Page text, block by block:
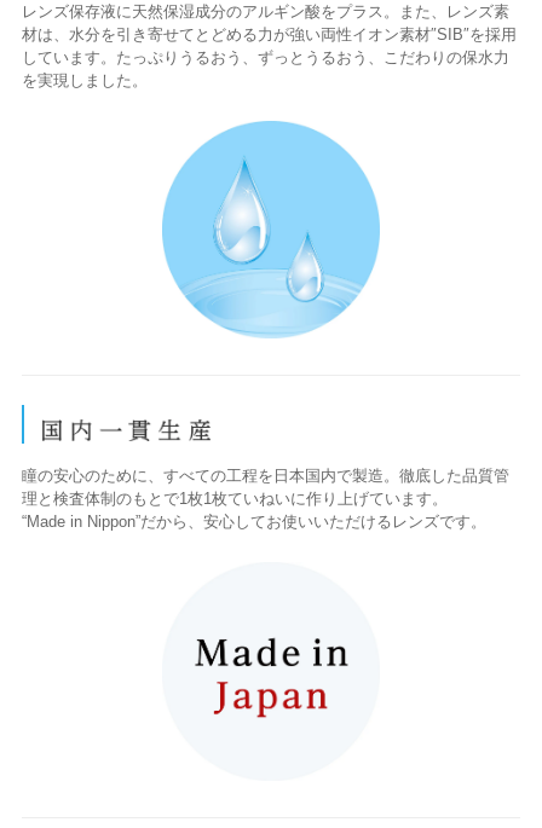
レンズ保存液に天然保湿成分のアルギン酸をプラス。また、レンズ素
材は、水分を引き寄せてとどめる力が強い両性イオン素材″SIB″を採用
しています。たっぷりうるおう、ずっとうるおう、こだわりの保水力
を実現しました。
瞳の安心のために、すべての工程を日本国内で製造。徹底した品質管
理と検査体制のもとで1枚1枚ていねいに作り上げています。
“Made in Nippon”だから、安心してお使いいただけるレンズです。